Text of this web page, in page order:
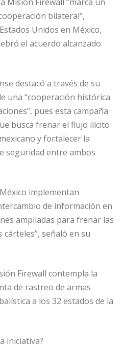
bilateral”,
Unidos en México,
el acuerdo alcanzado
destacó a través de su
una “cooperación histórica
pues esta campaña
busca frenar el flujo ilícito
y fortalecer la
seguridad entre ambos
implementan
de información en
ampliadas para frenar las
señaló en su
Firewall contempla la
de rastreo de armas
a los 32 estados de la
iniciativa?